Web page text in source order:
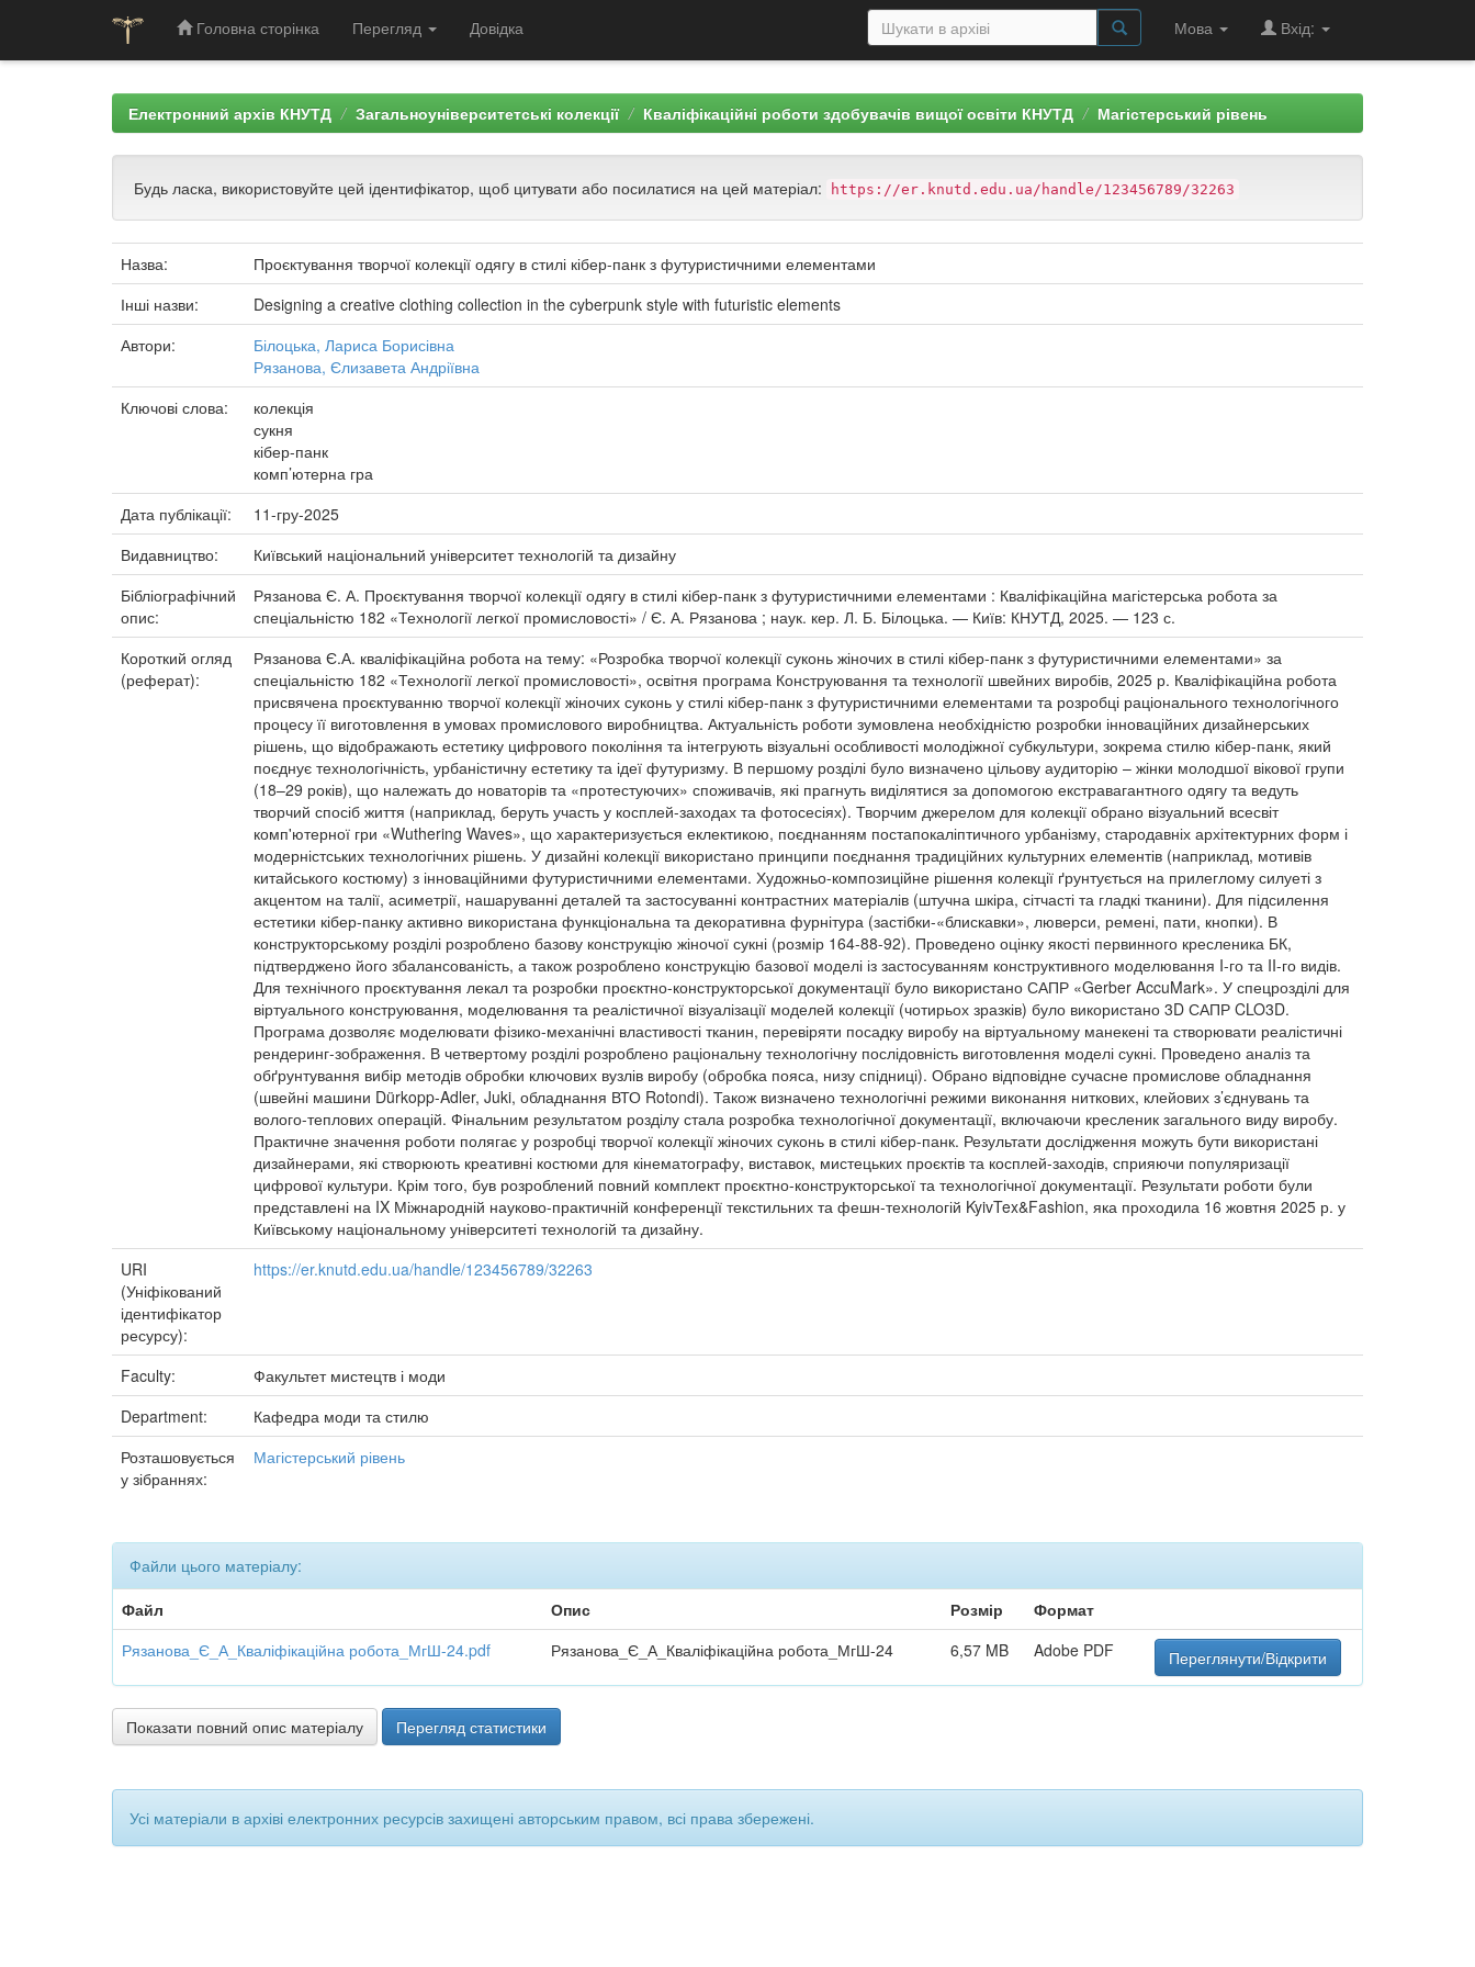
Головна сторінка Перегляд Довідка Мова Вхід:
Електронний архів КНУТД Загальноуніверситетські колекції Кваліфікаційні роботи здобувачів вищої освіти КНУТД Магістерський рівень
Будь ласка, використовуйте цей ідентифікатор, щоб цитувати або посилатися на цей матеріал: https://er.knutd.edu.ua/handle/123456789/32263
Назва:
Проєктування творчої колекції одягу в стилі кібер-панк з футуристичними елементами
Інші назви:
Designing a creative clothing collection in the cyberpunk style with futuristic elements
Автори:
Білоцька, Лариса Борисівна
Рязанова, Єлизавета Андріївна
Ключові слова:
колекція
сукня
кібер-панк
комп’ютерна гра
Дата публікації:
11-гру-2025
Видавництво:
Київський національний університет технологій та дизайну
Бібліографічний
опис:
Рязанова Є. А. Проєктування творчої колекції одягу в стилі кібер-панк з футуристичними елементами : Кваліфікаційна магістерська робота за
спеціальністю 182 «Технології легкої промисловості» / Є. А. Рязанова ; наук. кер. Л. Б. Білоцька. — Київ: КНУТД, 2025. — 123 с.
Короткий огляд
(реферат):
Рязанова Є.А. кваліфікаційна робота на тему: «Розробка творчої колекції суконь жіночих в стилі кібер-панк з футуристичними елементами» за
спеціальністю 182 «Технології легкої промисловості», освітня програма Конструювання та технології швейних виробів, 2025 р. Кваліфікаційна робота
присвячена проєктуванню творчої колекції жіночих суконь у стилі кібер-панк з футуристичними елементами та розробці раціонального технологічного
процесу її виготовлення в умовах промислового виробництва. Актуальність роботи зумовлена необхідністю розробки інноваційних дизайнерських
рішень, що відображають естетику цифрового покоління та інтегрують візуальні особливості молодіжної субкультури, зокрема стилю кібер-панк, який
поєднує технологічність, урбаністичну естетику та ідеї футуризму. В першому розділі було визначено цільову аудиторію – жінки молодшої вікової групи
(18–29 років), що належать до новаторів та «протестуючих» споживачів, які прагнуть виділятися за допомогою екстравагантного одягу та ведуть
творчий спосіб життя (наприклад, беруть участь у косплей-заходах та фотосесіях). Творчим джерелом для колекції обрано візуальний всесвіт
комп'ютерної гри «Wuthering Waves», що характеризується еклектикою, поєднанням постапокаліптичного урбанізму, стародавніх архітектурних форм і
модерністських технологічних рішень. У дизайні колекції використано принципи поєднання традиційних культурних елементів (наприклад, мотивів
китайського костюму) з інноваційними футуристичними елементами. Художньо-композиційне рішення колекції ґрунтується на прилеглому силуеті з
акцентом на талії, асиметрії, нашаруванні деталей та застосуванні контрастних матеріалів (штучна шкіра, сітчасті та гладкі тканини). Для підсилення
естетики кібер-панку активно використана функціональна та декоративна фурнітура (застібки-«блискавки», люверси, ремені, пати, кнопки). В
конструкторському розділі розроблено базову конструкцію жіночої сукні (розмір 164-88-92). Проведено оцінку якості первинного кресленика БК,
підтверджено його збалансованість, а також розроблено конструкцію базової моделі із застосуванням конструктивного моделювання I-го та II-го видів.
Для технічного проєктування лекал та розробки проєктно-конструкторської документації було використано САПР «Gerber AccuMark». У спецрозділі для
віртуального конструювання, моделювання та реалістичної візуалізації моделей колекції (чотирьох зразків) було використано 3D САПР CLO3D.
Програма дозволяє моделювати фізико-механічні властивості тканин, перевіряти посадку виробу на віртуальному манекені та створювати реалістичні
рендеринг-зображення. В четвертому розділі розроблено раціональну технологічну послідовність виготовлення моделі сукні. Проведено аналіз та
обґрунтування вибір методів обробки ключових вузлів виробу (обробка пояса, низу спідниці). Обрано відповідне сучасне промислове обладнання
(швейні машини Dürkopp-Adler, Juki, обладнання ВТО Rotondi). Також визначено технологічні режими виконання ниткових, клейових з’єднувань та
волого-теплових операцій. Фінальним результатом розділу стала розробка технологічної документації, включаючи кресленик загального виду виробу.
Практичне значення роботи полягає у розробці творчої колекції жіночих суконь в стилі кібер-панк. Результати дослідження можуть бути використані
дизайнерами, які створюють креативні костюми для кінематографу, виставок, мистецьких проєктів та косплей-заходів, сприяючи популяризації
цифрової культури. Крім того, був розроблений повний комплект проєктно-конструкторської та технологічної документації. Результати роботи були
представлені на IX Міжнародній науково-практичній конференції текстильних та фешн-технологій KyivTex&Fashion, яка проходила 16 жовтня 2025 р. у
Київському національному університеті технологій та дизайну.
URI
(Уніфікований
ідентифікатор
ресурсу):
https://er.knutd.edu.ua/handle/123456789/32263
Faculty:
Факультет мистецтв і моди
Department:
Кафедра моди та стилю
Розташовується
у зібраннях:
Магістерський рівень
Файли цього матеріалу:
Файл
Опис Розмір
Формат
Рязанова_Є_А_Кваліфікаційна робота_МгШ-24.pdf
Рязанова_Є_А_Кваліфікаційна робота_МгШ-24 6,57 MB Adobe PDF Переглянути/Відкрити
Показати повний опис матеріалу Перегляд статистики
Усі матеріали в архіві електронних ресурсів захищені авторським правом, всі права збережені.